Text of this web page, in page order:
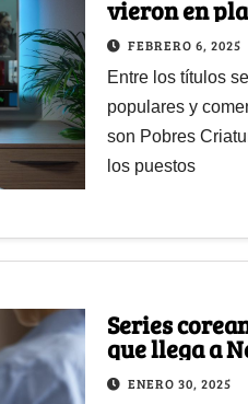
vieron en
2024 ¿Ya las
FEBRERO 6, 2025
Entre los títulos
populares y
son Pobres
los puestos
Series
que llega a
febrero
ENERO 30, 2025